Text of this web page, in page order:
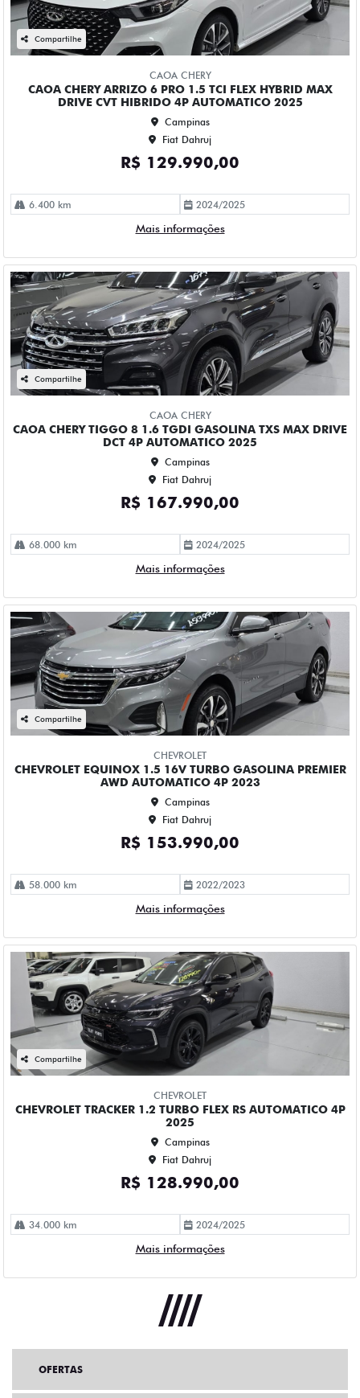
CAOA CHERY
CAOA CHERY TIGGO 8 1.6 TGDI GASOLINA TXS MAX DRIVE
DCT 4P AUTOMATICO 2025
Campinas
Fiat Dahruj
R$ 167.990,00
2024/2025
Mais informações
Compartilhe
CHEVROLET
CHEVROLET EQUINOX 1.5 16V TURBO GASOLINA PREMIER
AWD AUTOMATICO 4P 2023
Campinas
Fiat Dahruj
R$ 153.990,00
2022/2023
Mais informações
Compartilhe
CHEVROLET
CHEVROLET TRACKER 1.2 TURBO FLEX RS AUTOMATICO 4P
2025
Campinas
Fiat Dahruj
R$ 128.990,00
2024/2025
Mais informações
OFERTAS